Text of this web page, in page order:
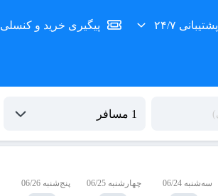
پشتیبانی ۲۴/۷ پیگیری خرید و کنسلی
سه‌شنبه 06/24 چهارشنبه 06/25 پنج‌شنبه 06/26